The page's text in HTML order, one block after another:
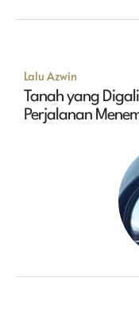
Lalu Azwin
Tanah yang
Perjalanan